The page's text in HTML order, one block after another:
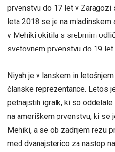
prvenstvu do 17 let v Zaragozi
leta 2018 se je na
v Mehiki okitila s srebrnim
svetovnem prvenstvu do 19
Niyah je v lanskem in
članske reprezentance. Letos
petnajstih igralk, ki so
na ameriškem prvenstvu, ki se
Mehiki, a se ob zadnjem rezu
med dvanajsterico za nastop